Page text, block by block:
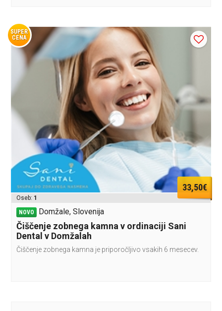
SUPER
CENA
33,50€
Oseb: 1
NOVO Domžale, Slovenija
Čiščenje zobnega kamna v ordinaciji Sani
Dental v Domžalah
Čiščenje zobnega kamna je priporočljivo vsakih 6 mesecev.